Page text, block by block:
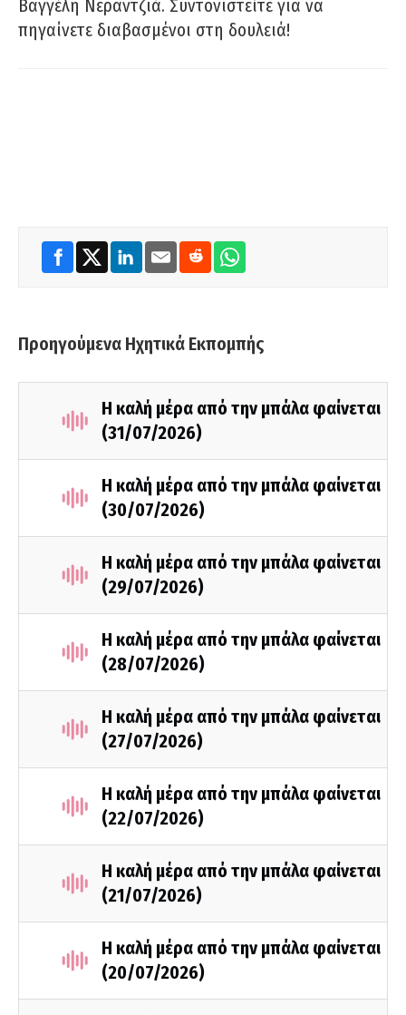
Βαγγέλη Νεραντζιά. Συντονιστείτε για να
πηγαίνετε διαβασμένοι στη δουλειά!
Προηγούμενα Ηχητικά Εκπομπής
Η καλή μέρα από την μπάλα φαίνεται
(31/07/2026)
Η καλή μέρα από την μπάλα φαίνεται
(30/07/2026)
Η καλή μέρα από την μπάλα φαίνεται
(29/07/2026)
Η καλή μέρα από την μπάλα φαίνεται
(28/07/2026)
Η καλή μέρα από την μπάλα φαίνεται
(27/07/2026)
Η καλή μέρα από την μπάλα φαίνεται
(22/07/2026)
Η καλή μέρα από την μπάλα φαίνεται
(21/07/2026)
Η καλή μέρα από την μπάλα φαίνεται
(20/07/2026)